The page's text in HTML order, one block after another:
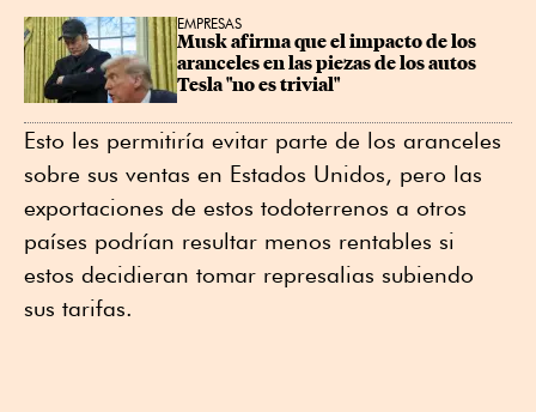
EMPRESAS
Musk afirma que el impacto de los
aranceles en las piezas de los autos
Tesla "no es trivial"
Esto les permitiría evitar parte de los aranceles
sobre sus ventas en Estados Unidos, pero las
exportaciones de estos todoterrenos a otros
países podrían resultar menos rentables si
estos decidieran tomar represalias subiendo
sus tarifas.